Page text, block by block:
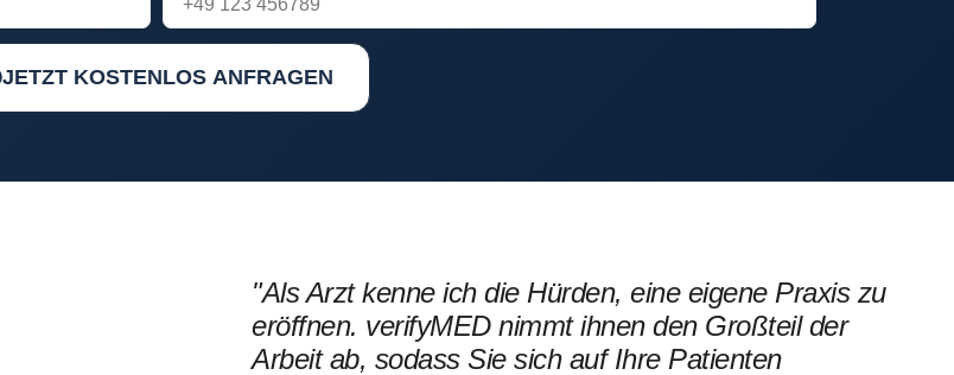
JETZT KOSTENLOS ANFRAGEN
"Als Arzt kenne ich die Hürden, eine eigene Praxis zu
eröffnen. verifyMED nimmt ihnen den Großteil der
Arbeit ab, sodass Sie sich auf Ihre Patienten